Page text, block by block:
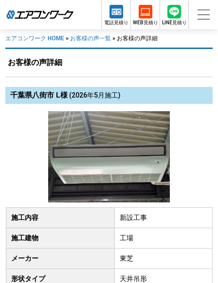
電話見積り WEB見積り LINE見積り
エアコンワーク HOME » お客様の声一覧 » お客様の声詳細
お客様の声詳細
千葉県八街市 L様(2026年5月施工)
施工内容 新設工事
施工建物 工場
メーカー 東芝
形状タイプ 天井吊形